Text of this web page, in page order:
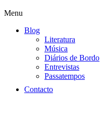
Menu
Blog
Literatura
Música
Diários de Bordo
Entrevistas
Passatempos
Contacto